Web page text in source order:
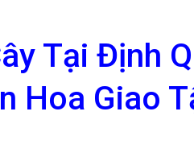
Tại Định
Hoa Giao